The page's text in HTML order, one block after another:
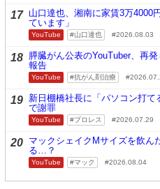
17 山口達也、湘南に家賃3万4000
ています」
YouTube 山口達也 2026.08.03
18 膵臓がん公表のYouTuber、再
報告
YouTube 抗がん剤治療
19 新日棚橋社長に「パソコン打て
で謝罪
YouTube プロレス 2026.07.29
20 マックシェイクMサイズを飲ん
る…？
YouTube マック 2026.08.04